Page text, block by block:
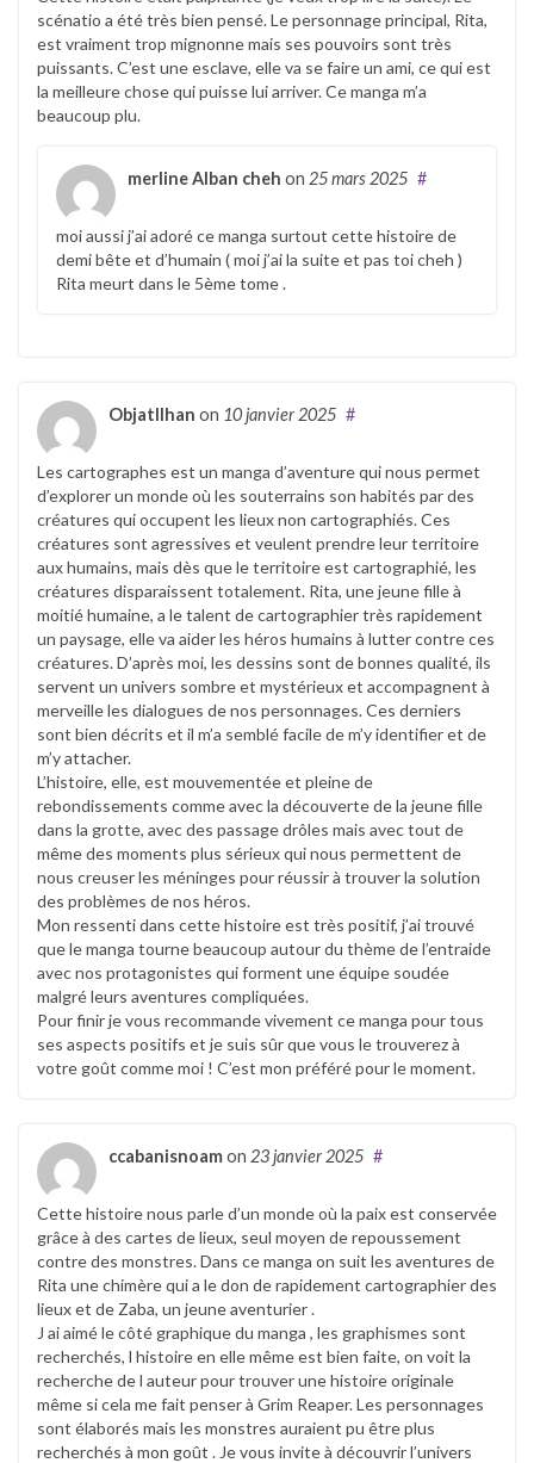
scénatio a été très bien pensé. Le personnage principal, Rita,
est vraiment trop mignonne mais ses pouvoirs sont très
puissants. C’est une esclave, elle va se faire un ami, ce qui est
la meilleure chose qui puisse lui arriver. Ce manga m’a
beaucoup plu.
merline Alban cheh on 25 mars 2025 #
moi aussi j’ai adoré ce manga surtout cette histoire de
demi bête et d’humain ( moi j’ai la suite et pas toi cheh )
Rita meurt dans le 5ème tome .
ObjatIlhan on 10 janvier 2025 #
Les cartographes est un manga d’aventure qui nous permet
d’explorer un monde où les souterrains son habités par des
créatures qui occupent les lieux non cartographiés. Ces
créatures sont agressives et veulent prendre leur territoire
aux humains, mais dès que le territoire est cartographié, les
créatures disparaissent totalement. Rita, une jeune fille à
moitié humaine, a le talent de cartographier très rapidement
un paysage, elle va aider les héros humains à lutter contre ces
créatures. D’après moi, les dessins sont de bonnes qualité, ils
servent un univers sombre et mystérieux et accompagnent à
merveille les dialogues de nos personnages. Ces derniers
sont bien décrits et il m’a semblé facile de m’y identifier et de
m’y attacher.
L’histoire, elle, est mouvementée et pleine de
rebondissements comme avec la découverte de la jeune fille
dans la grotte, avec des passage drôles mais avec tout de
même des moments plus sérieux qui nous permettent de
nous creuser les méninges pour réussir à trouver la solution
des problèmes de nos héros.
Mon ressenti dans cette histoire est très positif, j’ai trouvé
que le manga tourne beaucoup autour du thème de l’entraide
avec nos protagonistes qui forment une équipe soudée
malgré leurs aventures compliquées.
Pour finir je vous recommande vivement ce manga pour tous
ses aspects positifs et je suis sûr que vous le trouverez à
votre goût comme moi ! C’est mon préféré pour le moment.
ccabanisnoamon 23 janvier 2025 #
Cette histoire nous parle d’un monde où la paix est conservée
grâce à des cartes de lieux, seul moyen de repoussement
contre des monstres. Dans ce manga on suit les aventures de
Rita une chimère qui a le don de rapidement cartographier des
lieux et de Zaba, un jeune aventurier .
J ai aimé le côté graphique du manga , les graphismes sont
recherchés, l histoire en elle même est bien faite, on voit la
recherche de l auteur pour trouver une histoire originale
même si cela me fait penser à Grim Reaper. Les personnages
sont élaborés mais les monstres auraient pu être plus
recherchés à mon goût . Je vous invite à découvrir l’univers